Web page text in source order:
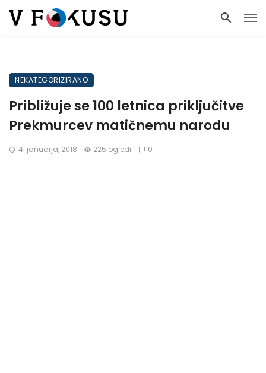
NEKATEGORIZIRANO
Približuje se 100 letnica priključitve
Prekmurcev matičnemu narodu
4. januarja, 2018 225 ogledi 0